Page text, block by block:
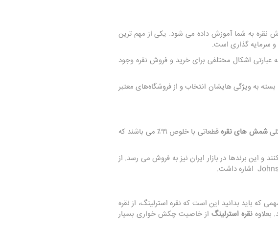
نقره به شما آموزش داده می شود. یکی از مهم ترین
و سرمایه گذاری است.
عبارتی اشکال مختلفی برای خرید و فروش نقره وجود
بسته به ویژگی‌ هایشان انتخاب و از فروشگاه‌های معتبر
شمش ‌های نقره
قطعاتی با خلوص ۹۹٪ می باشند که
و این برندها در بازار ایران نیز به فروش می رسد. از
که باید بدانید این است که نقره استرلینگ، از نقره
نقره استرلینگ از خاصیت چکش خواری بسیار